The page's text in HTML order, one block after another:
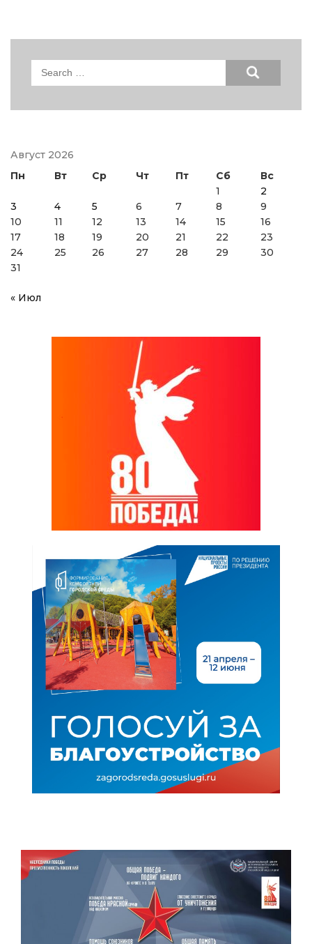
Search
Август 2026
Пн
Вт Ср Чт Пт Сб
Вс
1
2
3
4 5 6 7 8
9
10
11 12 13 14 15
16
17
18 19 20 21 22
23
24
25 26 27 28 29
30
31
« Июл